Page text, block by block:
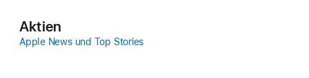
Aktien
Apple News und Top Stories